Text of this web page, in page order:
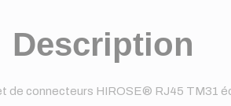
Description
de connecteurs HIROSE® RJ45